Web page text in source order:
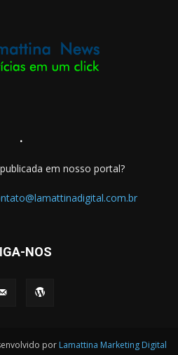
.
em nosso portal?
NOS
por Lamattina Marketing Digital